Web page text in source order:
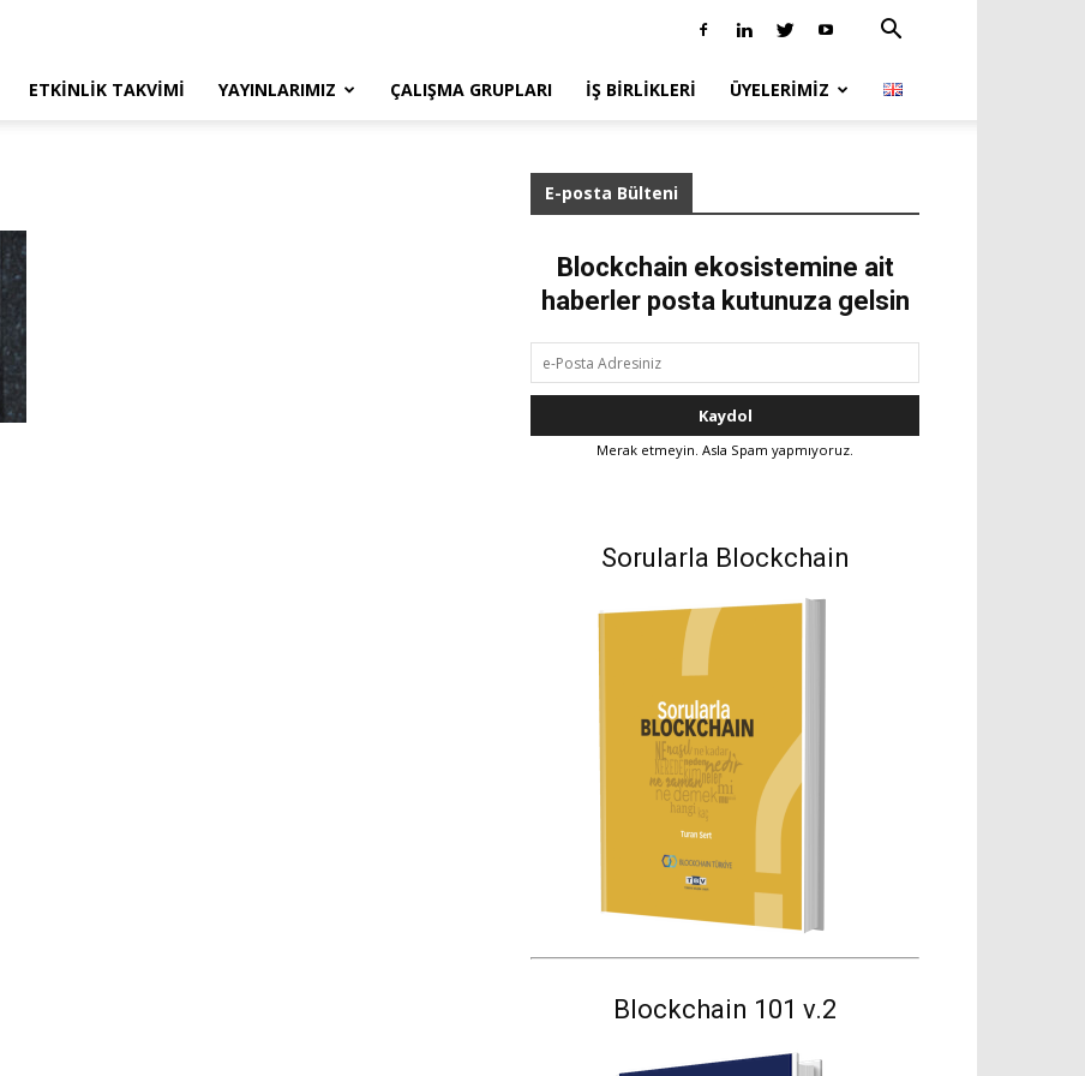
ETKINLIK TAKVIMI YAYINLARIMIZ ÇALIŞMA GRUPLARI İŞ BIRLIKLERI ÜYELERIMIZ
E-posta Bülteni
Blockchain ekosistemine ait
haberler posta kutunuza gelsin
Merak etmeyin. Asla Spam yapmıyoruz.
Sorularla Blockchain
Blockchain 101 v.2